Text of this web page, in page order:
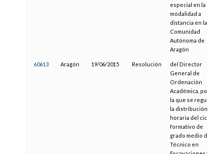
especial en la
modalidad a
distancia en la
Comunidad
Autónoma de
Aragón
60613 Aragón 19/06/2015 Resolución
del Director
General de
Ordenación
Académica, por
la que se regula
la distribución
horaria del ciclo
formativo de
grado medio de
Técnico en